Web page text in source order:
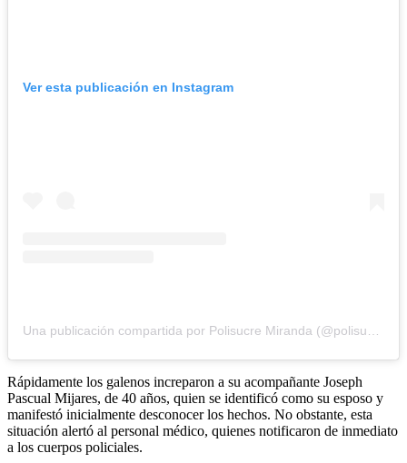
Ver esta publicación en Instagram
Rápidamente los galenos increparon a su acompañante Joseph
Pascual Mijares, de 40 años, quien se identificó como su esposo y
manifestó inicialmente desconocer los hechos. No obstante, esta
situación alertó al personal médico, quienes notificaron de inmediato
a los cuerpos policiales.